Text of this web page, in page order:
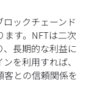
ックチェーンド
ます。NFTは二次
長期的な利益に
を利用すれば、
との信頼関係を